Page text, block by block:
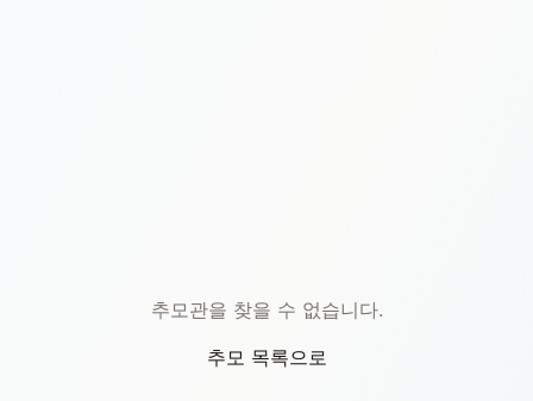
추모관을 찾을 수 없습니다.
추모 목록으로